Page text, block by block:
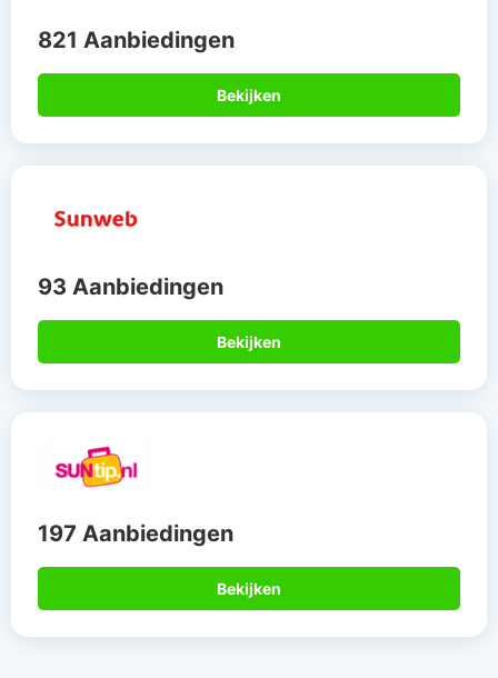
821 Aanbiedingen
Bekijken
93 Aanbiedingen
Bekijken
197 Aanbiedingen
Bekijken